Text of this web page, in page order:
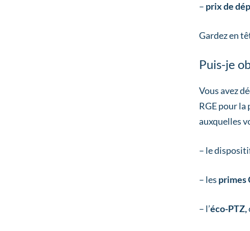
– prix de
Gardez en
Puis-je
Vous avez
RGE pour la
auxquelles
– le
– les primes
– l’éco-PTZ,